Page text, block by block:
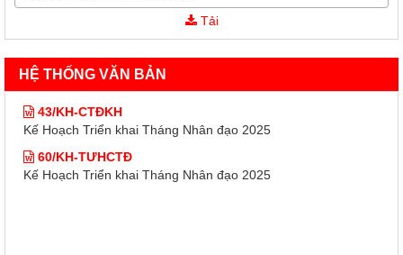
Tải
HỆ THỐNG VĂN BẢN
43/KH-CTĐKH
Kế Hoạch Triển khai Tháng Nhân đạo 2025
60/KH-TƯHCTĐ
Kế Hoạch Triển khai Tháng Nhân đạo 2025